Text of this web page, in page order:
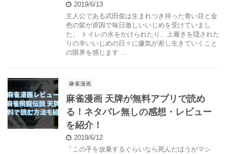
2019/6/13
主人公である武田俊は生まれつき持った青い目と金
色の髪が原因で毎日激しいいじめを受けていまし
た。 トイレの水をかけられたり、上履きを隠された
りの辛いいじめの日々に嫌気が差し生きていくこと
の限界を感じます ...
麻雀漫画
麻雀漫画 天牌が無料アプリで読め
る！ネタバレ無しの感想・レビュー
を紹介！
2019/6/12
「この手を放棄するぐらいなら死んだほうがマシ